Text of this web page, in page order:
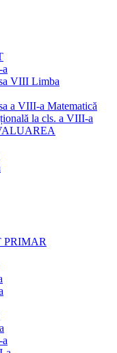
VIII Limba
a VIII-a Matematică
la cls. a VIII-a